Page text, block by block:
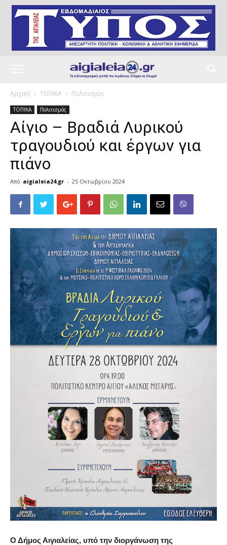
Αρχική ΤΟΠΙΚΑ Πολιτισμός
ΤΟΠΙΚΑ Πολιτισμός
Αίγιο – Βραδιά Λυρικού
τραγουδιού και έργων για
πιάνο
Από aigialeia24.gr - 25 Οκτωβρίου 2024
Ο Δήμος Αιγιαλείας, υπό την διοργάνωση της